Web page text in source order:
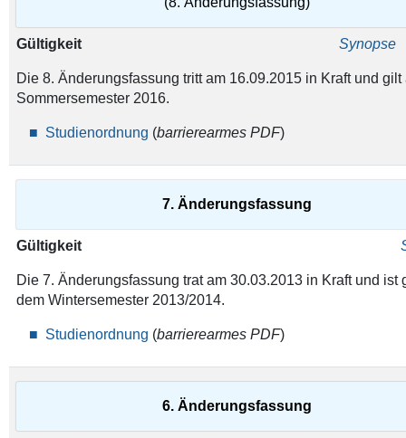
Gültigkeit Synopse
Die 8. Änderungsfassung tritt am 16.09.2015 in Kraft und gilt
Sommersemester 2016.
Studienordnung (barrierearmes PDF)
7. Änderungsfassung
Gültigkeit
Die 7. Änderungsfassung trat am 30.03.2013 in Kraft und ist
dem Wintersemester 2013/2014.
Studienordnung (barrierearmes PDF)
6. Änderungsfassung